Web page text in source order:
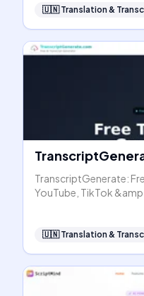
🇺🇳 Translation &
TranscriptGenerate:
YouTube, TikTok
🇺🇳 Translation &